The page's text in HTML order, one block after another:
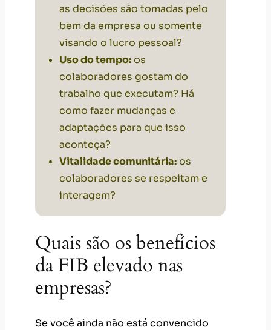
as decisões são tomadas pelo
bem da empresa ou somente
visando o lucro pessoal?
Uso do tempo:os
colaboradores gostam do
trabalho que executam? Há
como fazer mudanças e
adaptações para que isso
aconteça?
Vitalidade comunitária:os
colaboradores se respeitam e
interagem?
Quais são os benefícios
da FIB elevado nas
empresas?
Se você ainda não está convencido